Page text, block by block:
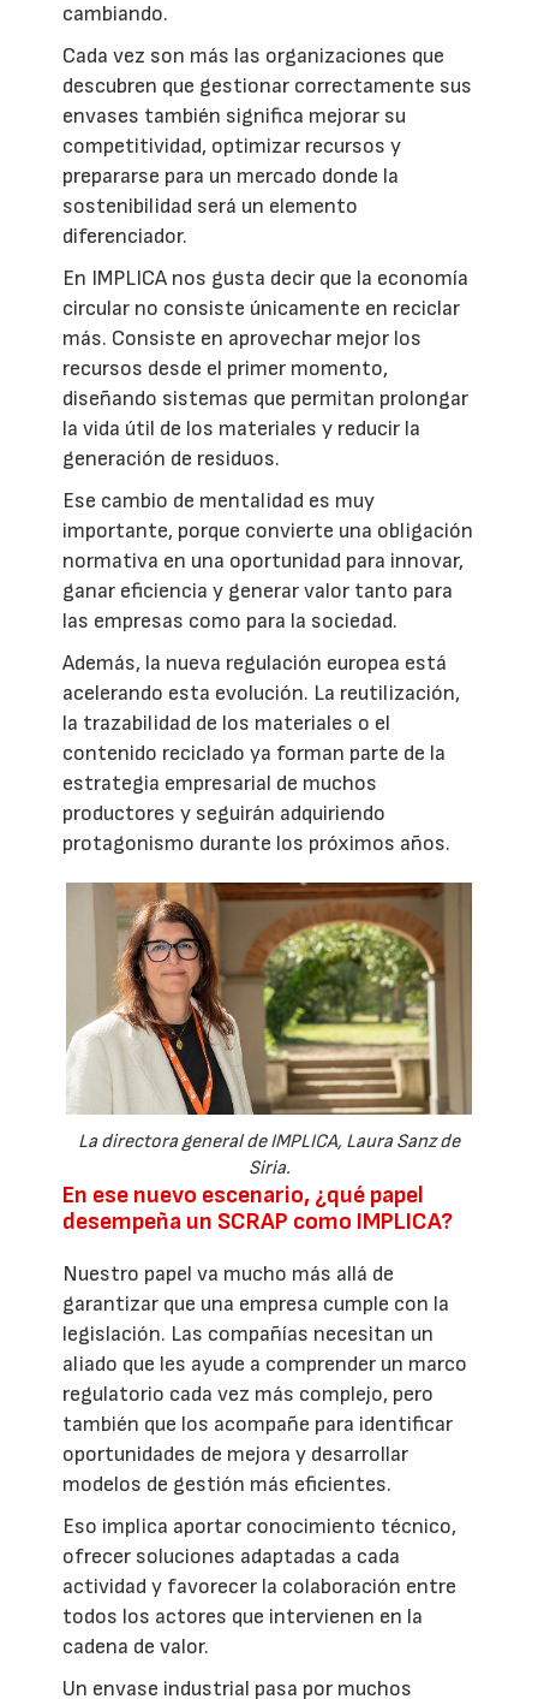
cambiando.
Cada vez son más las organizaciones que
descubren que gestionar correctamente sus
envases también significa mejorar su
competitividad, optimizar recursos y
prepararse para un mercado donde la
sostenibilidad será un elemento
diferenciador.
En IMPLICA nos gusta decir que la economía
circular no consiste únicamente en reciclar
más. Consiste en aprovechar mejor los
recursos desde el primer momento,
diseñando sistemas que permitan prolongar
la vida útil de los materiales y reducir la
generación de residuos.
Ese cambio de mentalidad es muy
importante, porque convierte una obligación
normativa en una oportunidad para innovar,
ganar eficiencia y generar valor tanto para
las empresas como para la sociedad.
Además, la nueva regulación europea está
acelerando esta evolución. La reutilización,
la trazabilidad de los materiales o el
contenido reciclado ya forman parte de la
estrategia empresarial de muchos
productores y seguirán adquiriendo
protagonismo durante los próximos años.
La directora general de IMPLICA, Laura Sanz de
Siria.
En ese nuevo escenario, ¿qué papel
desempeña un SCRAP como IMPLICA?
Nuestro papel va mucho más allá de
garantizar que una empresa cumple con la
legislación. Las compañías necesitan un
aliado que les ayude a comprender un marco
regulatorio cada vez más complejo, pero
también que los acompañe para identificar
oportunidades de mejora y desarrollar
modelos de gestión más eficientes.
Eso implica aportar conocimiento técnico,
ofrecer soluciones adaptadas a cada
actividad y favorecer la colaboración entre
todos los actores que intervienen en la
cadena de valor.
Un envase industrial pasa por muchos